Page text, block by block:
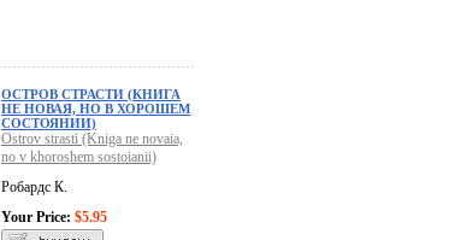
ОСТРОВ СТРАСТИ (КНИГА
НЕ НОВАЯ, НО В ХОРОШЕМ
СОСТОЯНИИ)
Ostrov strasti (Kniga ne novaia,
no v khoroshem sostoianii)
Робардс К.
Your Price: $5.95